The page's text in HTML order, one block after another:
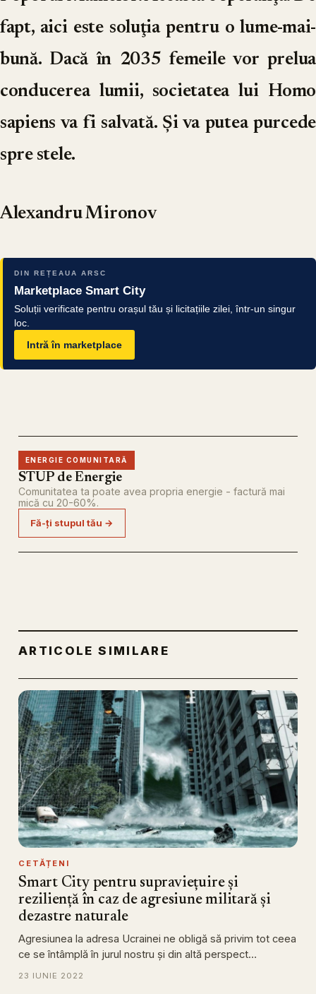
fapt, aici este soluţia pentru o lume-mai-
bună. Dacă în 2035 femeile vor prelua
conducerea lumii, societatea lui Homo
sapiens va fi salvată. Şi va putea purcede
spre stele.
Alexandru Mironov
DIN REȚEAUA ARSC
Marketplace Smart City
Soluții verificate pentru orașul tău și licitațiile zilei, într-un singur
loc.
Intră în marketplace
ENERGIE COMUNITARĂ
STUP de Energie
Comunitatea ta poate avea propria energie - factură mai
mică cu 20-60%.
Fă-ți stupul tău →
ARTICOLE SIMILARE
CETĂȚENI
Smart City pentru supraviețuire și
reziliență în caz de agresiune militară și
dezastre naturale
Agresiunea la adresa Ucrainei ne obligă să privim tot ceea
ce se întâmplă în jurul nostru și din altă perspect…
23 IUNIE 2022